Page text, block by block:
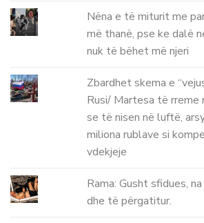
Nëna e të miturit me
më thanë, pse ke dalë
nuk të bëhet më njeri
Zbardhet skema e
Rusi/ Martesa të rreme
se të nisen në luftë,
miliona rublave si
vdekjeje
Rama: Gusht sfidues,
dhe të përgatitur.